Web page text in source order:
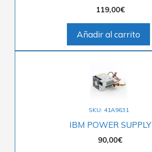
119,00€
Añadir al carrito
SKU: 41A9631
IBM POWER SUPPLY
90,00€